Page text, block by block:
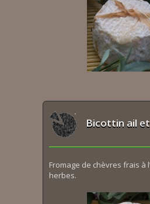
Bicottin ail
Fromage de chèvres frais à
herbes.